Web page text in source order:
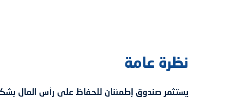
نظرة عامة
يستثمر صندوق إطمئنان للحفاظ على رأس المال